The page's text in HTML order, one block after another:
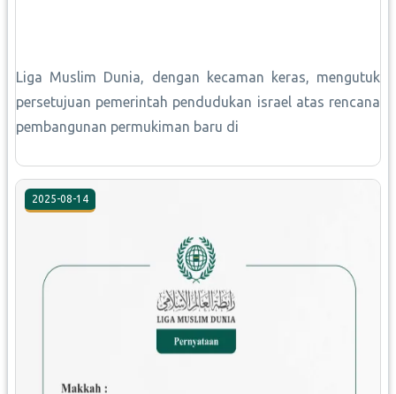
Liga Muslim Dunia, dengan kecaman keras, mengutuk
persetujuan pemerintah pendudukan israel atas rencana
pembangunan permukiman baru di
2025-08-14